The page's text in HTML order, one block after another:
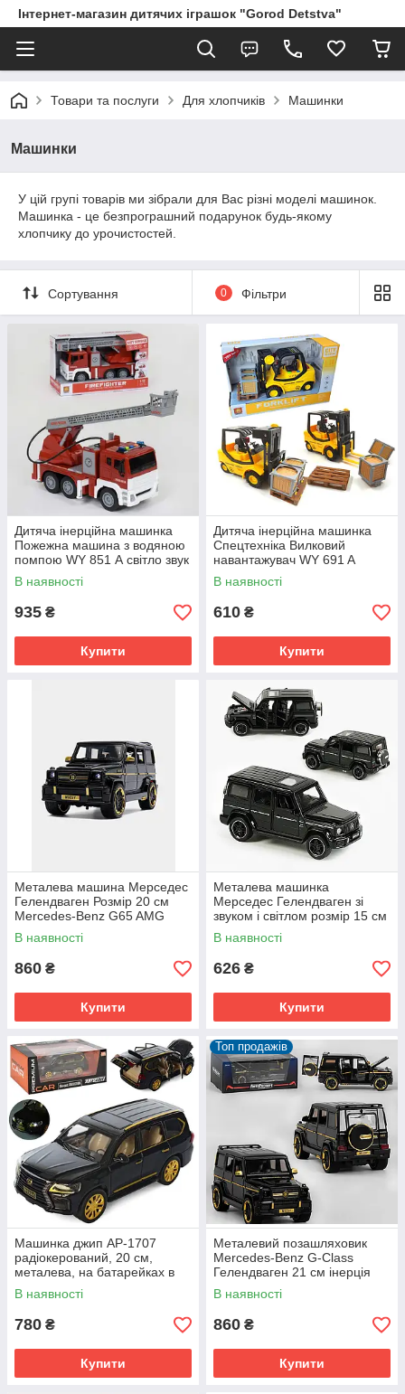
Інтернет-магазин дитячих іграшок "Gorod Detstva"
Товари та послуги Для хлопчиків Машинки
Машинки
У цій групі товарів ми зібрали для Вас різні моделі машинок.
Машинка - це безпрограшний подарунок будь-якому
хлопчику до урочистостей.
Сортування 0 Фільтри
Дитяча інерційна машинка
Пожежна машина з водяною
помпою WY 851 А світло звук
В наявності
935 ₴
Купити
Дитяча інерційна машинка
Спецтехніка Вилковий
навантажувач WY 691 A
підсвічування звуки
В наявності
610 ₴
Купити
Металева машина Мерседес
Гелендваген Розмір 20 см
Mercedes-Benz G65 AMG
Brabus Світло Звук масштаб
1:24
В наявності
860 ₴
Купити
Металева машинка
Мерседес Гелендваген зі
звуком і світлом розмір 15 см
масштаб 1:32 Mercedes-Benz
A
В наявності
626 ₴
Купити
Машинка джип АР-1707
радіокерований, 20 см,
металева, на батарейках в
коробці
В наявності
780 ₴
Купити
Топ продажів
Металевий позашляховик
Mercedes-Benz G-Class
Гелендваген 21 см інерція
підсвічування фар
В наявності
860 ₴
Купити